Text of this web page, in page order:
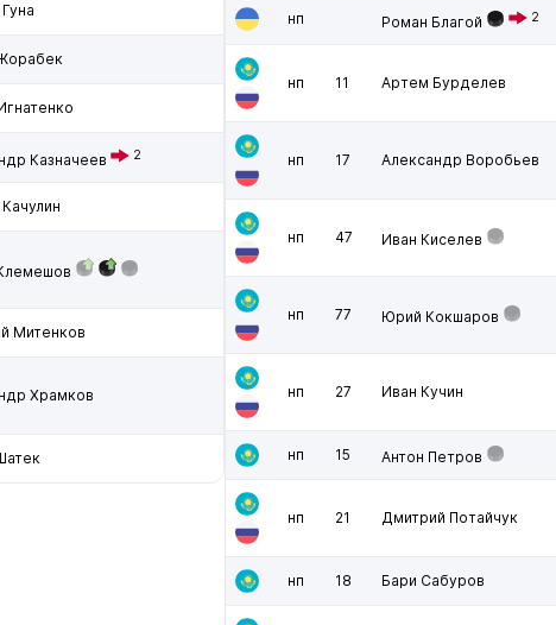
Казначеев 2
Митенков
Храмков
нп Роман Благой 2
нп 11 Артем Бурделев
нп 17 Александр Воробьев
нп 47 Иван Киселев
нп 77 Юрий Кокшаров
нп 27 Иван Кучин
нп 15 Антон Петров
нп 21 Дмитрий Потайчук
нп 18 Бари Сабуров